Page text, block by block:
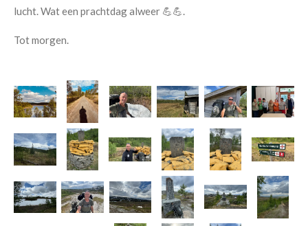
lucht. Wat een prachtdag alweer 💪💪.
Tot morgen.